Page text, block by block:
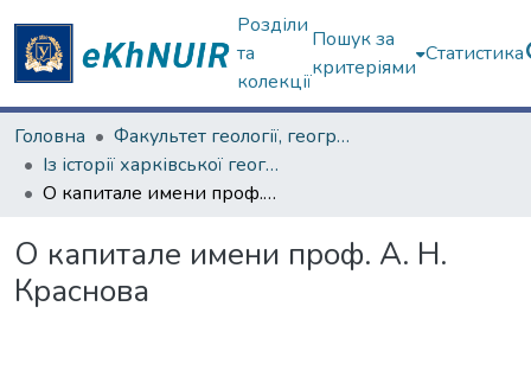
Розділи
та
колекції
Пошук за
критеріями
Статистика
Головна
Факультет геології, географіії, рекреації і туризму
Із історії харківської географічної школи
О капитале имени проф. А. Н. Краснова
О капитале имени проф. А. Н.
Краснова